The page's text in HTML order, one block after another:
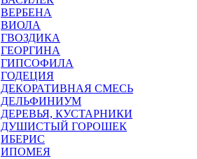
ВЕРБЕНА
ВИОЛА
ГВОЗДИКА
ГЕОРГИНА
ГИПСОФИЛА
ГОДЕЦИЯ
ДЕКОРАТИВНАЯ СМЕСЬ
ДЕЛЬФИНИУМ
ДЕРЕВЬЯ, КУСТАРНИКИ
ДУШИСТЫЙ ГОРОШЕК
ИБЕРИС
ИПОМЕЯ